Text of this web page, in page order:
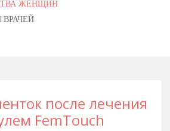
ЖЕНЩИН
после лечения
FemTouch